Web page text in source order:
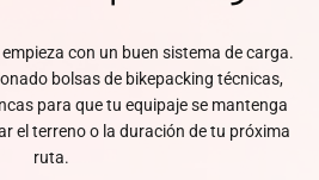
con un buen sistema de carga.
bolsas de bikepacking técnicas,
para que tu equipaje se mantenga
el terreno o la duración de tu próxima
ruta.